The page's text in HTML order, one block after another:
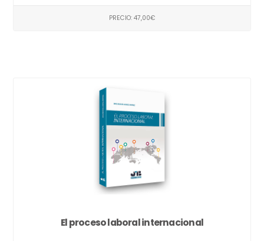
PRECIO: 47,00€
El proceso laboral internacional